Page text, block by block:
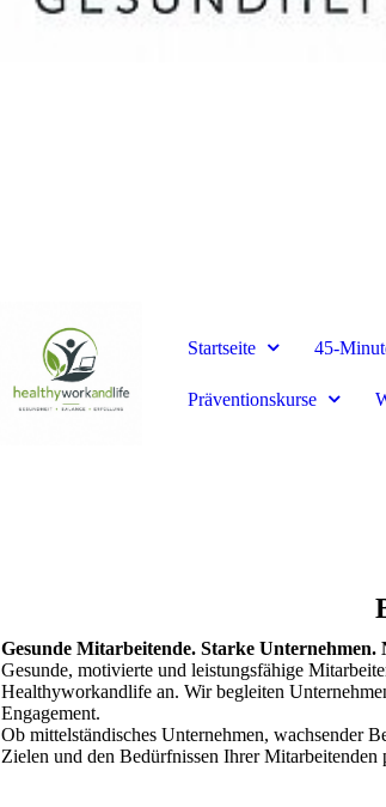
Startseite 45-
Präventionskurse
Gesunde Mitarbeitende. Starke
Gesunde, motivierte und leistungsfähige
Healthyworkandlife an. Wir begleiten
Engagement.
Ob mittelständisches Unternehmen, wachsender
Zielen und den Bedürfnissen Ihrer Mitarbeitenden